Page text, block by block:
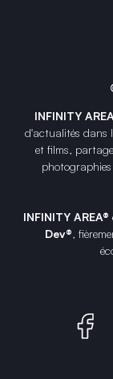
INFINITY
d'actualités dans
et films,
INFINITY AREA®
Dev®,